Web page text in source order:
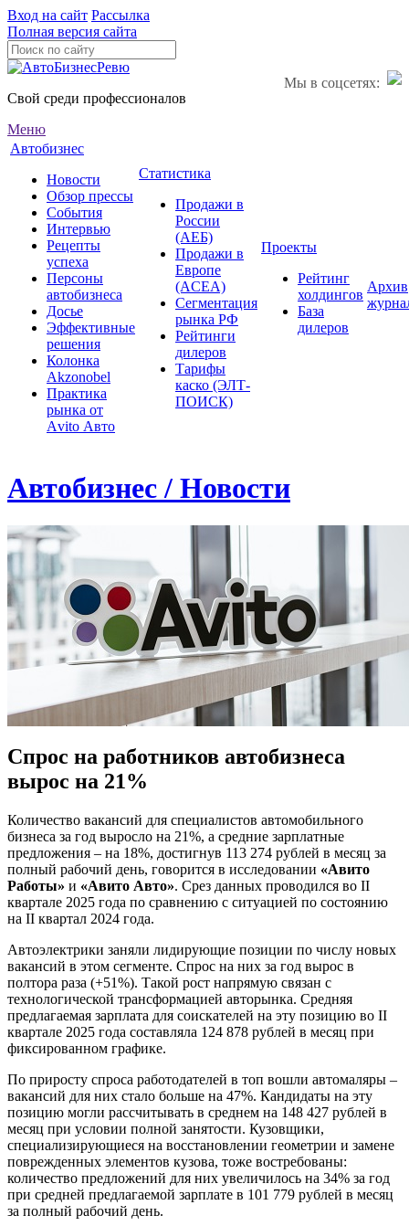
Вход на сайт Рассылка
Полная версия сайта
Мы в соцсетях:
Свой среди профессионалов
Меню
Автобизнес
Новости
Обзор прессы
События
Интервью
Рецепты
успеха
Персоны
автобизнеса
Досье
Эффективные
решения
Колонка
Akzonobel
Практика
рынка от
Аvito Авто
Статистика
Продажи в
России
(АЕБ)
Продажи в
Европе
(ACEA)
Сегментация
рынка РФ
Рейтинги
дилеров
Тарифы
каско (ЭЛТ-
ПОИСК)
Проекты
Рейтинг
холдингов
База
дилеров
Архив
Автобизнес / Новости
Cпрос на работников автобизнеса
вырос на 21%
Количество вакансий для специалистов автомобильного
бизнеса за год выросло на 21%, а средние зарплатные
предложения – на 18%, достигнув 113 274 рублей в месяц за
полный рабочий день, говорится в исследовании «Авито
Работы» и «Авито Авто». Срез данных проводился во II
квартале 2025 года по сравнению с ситуацией по состоянию
на II квартал 2024 года.
Автоэлектрики заняли лидирующие позиции по числу новых
вакансий в этом сегменте. Спрос на них за год вырос в
полтора раза (+51%). Такой рост напрямую связан с
технологической трансформацией авторынка. Средняя
предлагаемая зарплата для соискателей на эту позицию во II
квартале 2025 года составляла 124 878 рублей в месяц при
фиксированном графике.
По приросту спроса работодателей в топ вошли автомаляры –
вакансий для них стало больше на 47%. Кандидаты на эту
позицию могли рассчитывать в среднем на 148 427 рублей в
месяц при условии полной занятости. Кузовщики,
специализирующиеся на восстановлении геометрии и замене
поврежденных элементов кузова, тоже востребованы:
количество предложений для них увеличилось на 34% за год
при средней предлагаемой зарплате в 101 779 рублей в месяц
за полный рабочий день.